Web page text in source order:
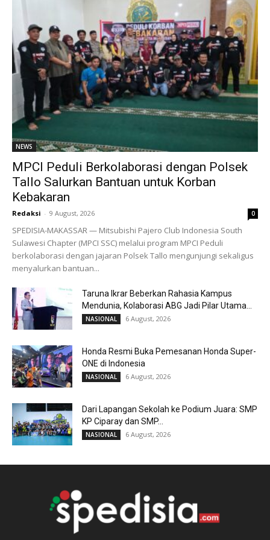
NEWS
MPCI Peduli Berkolaborasi dengan Polsek
Tallo Salurkan Bantuan untuk Korban
Kebakaran
Redaksi - 9 August, 2026 0
SPEDISIA-MAKASSAR — Mitsubishi Pajero Club Indonesia South
Sulawesi Chapter (MPCI SSC) melalui program MPCI Peduli
berkolaborasi dengan jajaran Polsek Tallo mengunjungi sekaligus
menyalurkan bantuan...
Taruna Ikrar Beberkan Rahasia Kampus
Mendunia, Kolaborasi ABG Jadi Pilar Utama...
NASIONAL 6 August, 2026
Honda Resmi Buka Pemesanan Honda Super-
ONE di Indonesia
NASIONAL 6 August, 2026
Dari Lapangan Sekolah ke Podium Juara: SMP
KP Ciparay dan SMP...
NASIONAL 6 August, 2026